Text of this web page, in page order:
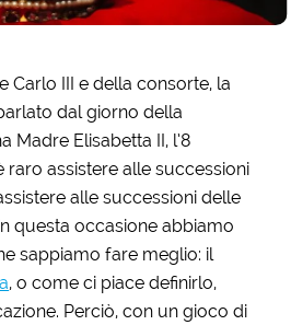
Carlo III e della consorte, la
dal giorno della
Madre Elisabetta II, l’8
raro assistere alle successioni
alle successioni delle
questa occasione abbiamo
sappiamo fare meglio: il
, o come ci piace definirlo,
Perciò, con un gioco di